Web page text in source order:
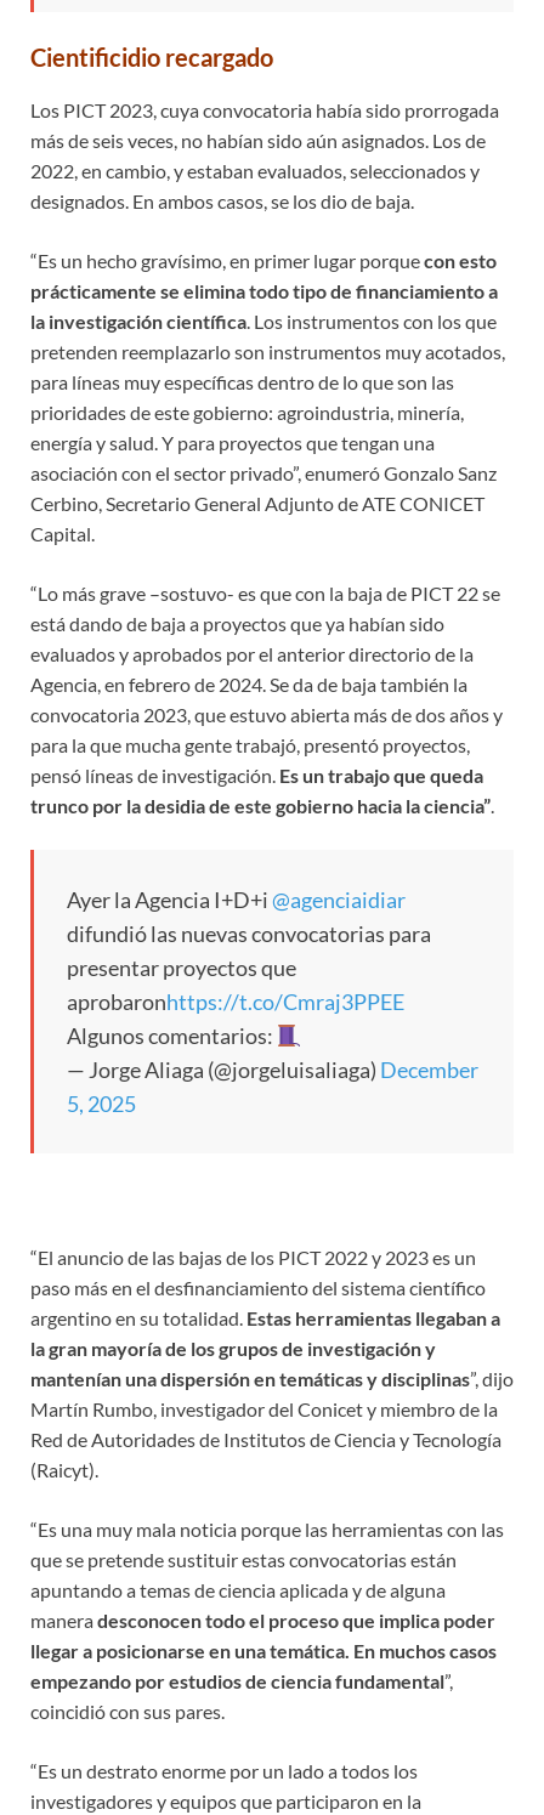
Cientificidio recargado
Los PICT 2023, cuya convocatoria había sido prorrogada
más de seis veces, no habían sido aún asignados. Los de
2022, en cambio, y estaban evaluados, seleccionados y
designados. En ambos casos, se los dio de baja.
“Es un hecho gravísimo, en primer lugar porquecon esto
prácticamente se elimina todo tipo de financiamiento a
la investigación científica. Los instrumentos con los que
pretenden reemplazarlo son instrumentos muy acotados,
para líneas muy específicas dentro de lo que son las
prioridades de este gobierno: agroindustria, minería,
energía y salud. Y para proyectos que tengan una
asociación con el sector privado”, enumeró Gonzalo Sanz
Cerbino, Secretario General Adjunto de ATE CONICET
Capital.
“Lo más grave –sostuvo- es que con la baja de PICT 22 se
está dando de baja a proyectos que ya habían sido
evaluados y aprobados por el anterior directorio de la
Agencia, en febrero de 2024. Se da de baja también la
convocatoria 2023, que estuvo abierta más de dos años y
para la que mucha gente trabajó, presentó proyectos,
pensó líneas de investigación. Es un trabajo que queda
trunco por la desidia de este gobierno hacia la ciencia”.
Ayer la Agencia I+D+i@agenciaidiar
difundió las nuevas convocatorias para
presentar proyectos que
aprobaronhttps://t.co/Cmraj3PPEE
Algunos comentarios:
— Jorge Aliaga (@jorgeluisaliaga) December
5, 2025
“El anuncio de las bajas de los PICT 2022 y 2023 es un
paso más en el desfinanciamiento del sistema científico
argentino en su totalidad. Estas herramientas llegaban a
la gran mayoría de los grupos de investigación y
mantenían una dispersión en temáticas y disciplinas”, dijo
Martín Rumbo, investigador del Conicet y miembro de la
Red de Autoridades de Institutos de Ciencia y Tecnología
(Raicyt).
“Es una muy mala noticia porque las herramientas con las
que se pretende sustituir estas convocatorias están
apuntando a temas de ciencia aplicada y de alguna
maneradesconocen todo el proceso que implica poder
llegar a posicionarse en una temática. En muchos casos
empezando por estudios de ciencia fundamental”,
coincidió con sus pares.
“Es un destrato enorme por un lado a todos los
investigadores y equipos que participaron en la